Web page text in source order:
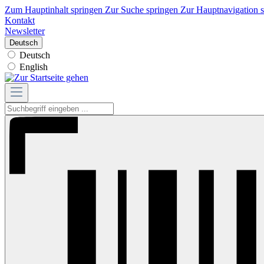
Zum Hauptinhalt springen Zur Suche springen Zur Hauptnavigation
Kontakt
Newsletter
Deutsch
Deutsch
English